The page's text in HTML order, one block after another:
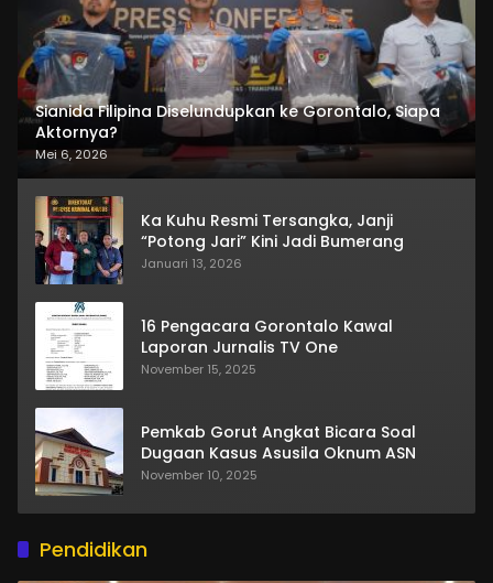
Sianida Filipina Diselundupkan ke Gorontalo, Siapa
Aktornya?
Mei 6, 2026
Ka Kuhu Resmi Tersangka, Janji
“Potong Jari” Kini Jadi Bumerang
Januari 13, 2026
16 Pengacara Gorontalo Kawal
Laporan Jurnalis TV One
November 15, 2025
Pemkab Gorut Angkat Bicara Soal
Dugaan Kasus Asusila Oknum ASN
November 10, 2025
Pendidikan